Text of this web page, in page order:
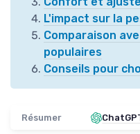
L'impact sur la
Comparaison
populaires
Conseils pour
Résumer